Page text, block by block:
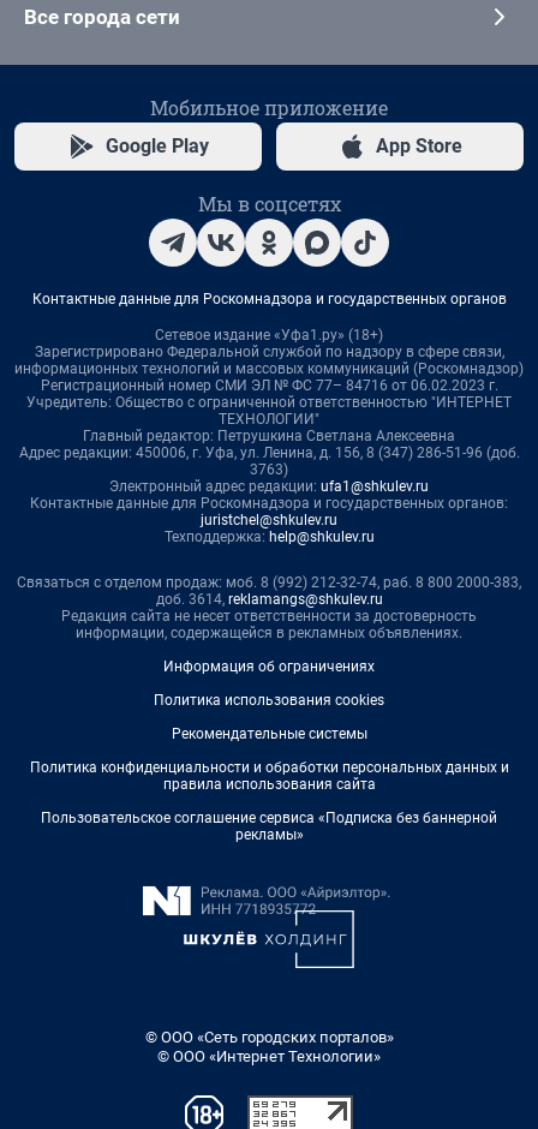
Все города сети
Мобильное приложение
Google Play App Store
Мы в соцсетях
Контактные данные для Роскомнадзора и государственных органов
Сетевое издание «Уфа1.ру» (18+)
Зарегистрировано Федеральной службой по надзору в сфере связи,
информационных технологий и массовых коммуникаций (Роскомнадзор)
Регистрационный номер СМИ ЭЛ № ФС 77– 84716 от 06.02.2023 г.
Учредитель: Общество с ограниченной ответственностью "ИНТЕРНЕТ
ТЕХНОЛОГИИ"
Главный редактор: Петрушкина Светлана Алексеевна
Адрес редакции: 450006, г. Уфа, ул. Ленина, д. 156, 8 (347) 286-51-96 (доб.
3763)
Электронный адрес редакции: ufa1@shkulev.ru
Контактные данные для Роскомнадзора и государственных органов:
juristchel@shkulev.ru
Техподдержка: help@shkulev.ru
Связаться с отделом продаж: моб. 8 (992) 212-32-74, раб. 8 800 2000-383,
доб. 3614, reklamangs@shkulev.ru
Редакция сайта не несет ответственности за достоверность
информации, содержащейся в рекламных объявлениях.
Информация об ограничениях
Политика использования cookies
Рекомендательные системы
Политика конфиденциальности и обработки персональных данных и
правила использования сайта
Пользовательское соглашение сервиса «Подписка без баннерной
рекламы»
© ООО «Сеть городских порталов»
© ООО «Интернет Технологии»